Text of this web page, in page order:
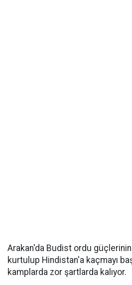
Arakan'da Budist ordu güçlerinin
kurtulup Hindistan'a kaçmayı
kamplarda zor şartlarda kalıyor.